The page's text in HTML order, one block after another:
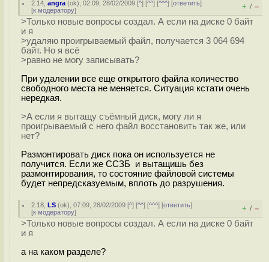
2.14 ,angra (ok), 02:09, 28/02/2009 [^] [^^] [^^^] [ответить]
[к модератору] + / –
>Только новые вопросы создал. А если на диске 0 байт
и я
>удаляю проигрываемый файл, получается 3 064 694
байт. Но я всё
>равно не могу записывать?
При удалении все еще открытого файла количество
свободного места не меняется. Ситуация кстати очень
нередкая.
>А если я вытащу съёмный диск, могу ли я
проигрываемый с него файл восстановить так же, или
нет?
Размонтировать диск пока он используется не
получится. Если же ССЗБ и вытащишь без
размонтирования, то состояние файловой системы
будет непредсказуемым, вплоть до разрушения.
2.18 ,LS (ok), 07:09, 28/02/2009 [^] [^^] [^^^] [ответить]
[к модератору] + / –
>Только новые вопросы создал. А если на диске 0 байт
и я
а на каком разделе?